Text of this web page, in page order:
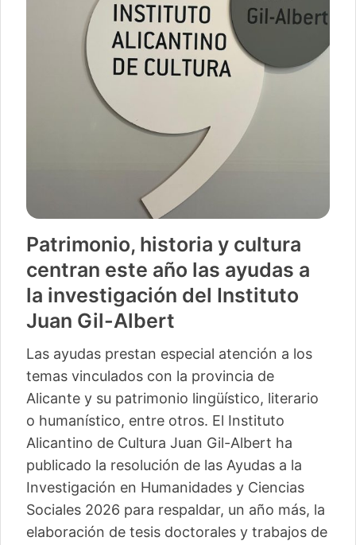
Patrimonio, historia y cultura
centran este año las ayudas a
la investigación del Instituto
Juan Gil-Albert
Las ayudas prestan especial atención a los
temas vinculados con la provincia de
Alicante y su patrimonio lingüístico, literario
o humanístico, entre otros. El Instituto
Alicantino de Cultura Juan Gil-Albert ha
publicado la resolución de las Ayudas a la
Investigación en Humanidades y Ciencias
Sociales 2026 para respaldar, un año más, la
elaboración de tesis doctorales y trabajos de